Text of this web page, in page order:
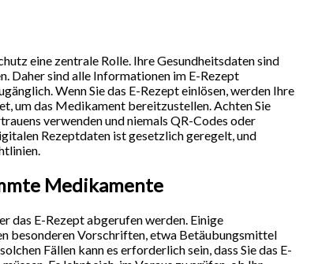
eine zentrale Rolle. Ihre Gesundheitsdaten sind
Daher sind alle Informationen im E-Rezept
Wenn Sie das E-Rezept einlösen, werden Ihre
um das Medikament bereitzustellen. Achten Sie
verwenden und niemals QR-Codes oder
Rezeptdaten ist gesetzlich geregelt, und
Medikamente
das E-Rezept abgerufen werden. Einige
besonderen Vorschriften, etwa Betäubungsmittel
Fällen kann es erforderlich sein, dass Sie das E-